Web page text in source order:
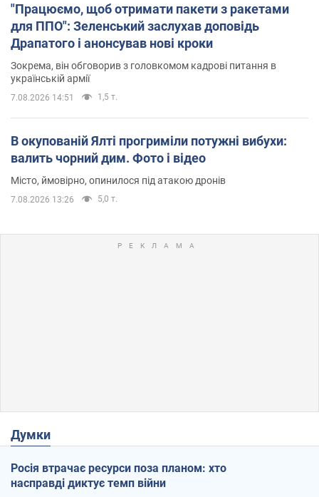
"Працюємо, щоб отримати пакети з ракетами
для ППО": Зеленський заслухав доповідь
Драпатого і анонсував нові кроки
Зокрема, він обговорив з головкомом кадрові питання в
українській армії
7.08.2026 14:51 1,5 т.
В окупованій Ялті прогриміли потужні вибухи:
валить чорний дим. Фото і відео
Місто, ймовірно, опинилося під атакою дронів
7.08.2026 13:26 5,0 т.
Думки
Росія втрачає ресурси поза планом: хто
насправді диктує темп війни